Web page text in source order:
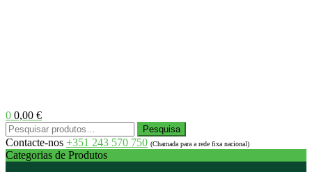
0 0,00 €
Menu
Pesquisar
por:
Pesquisa
Contacte-nos +351 243 570 750 (Chamada para a rede fixa nacional)
Categorias de Produtos